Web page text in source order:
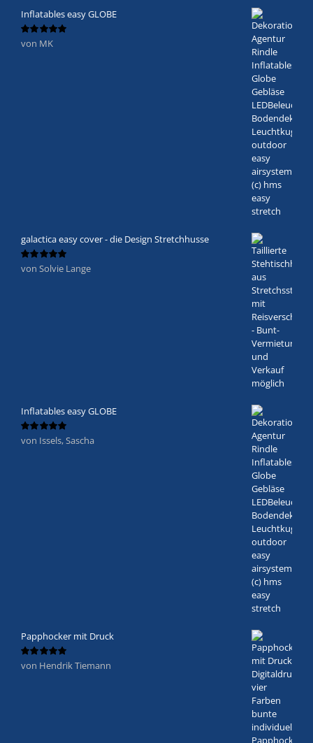
Inflatables easy GLOBE
Bewertet
von MK
galactica easy cover - die Design Stretchhusse
Bewertet
von Solvie Lange
Inflatables easy GLOBE
Bewertet
von Issels, Sascha
Papphocker mit Druck
Bewertet
von Hendrik Tiemann